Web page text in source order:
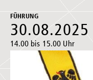
FÜHRUNG
30.08.2025
14.00 bis 15.00 Uhr